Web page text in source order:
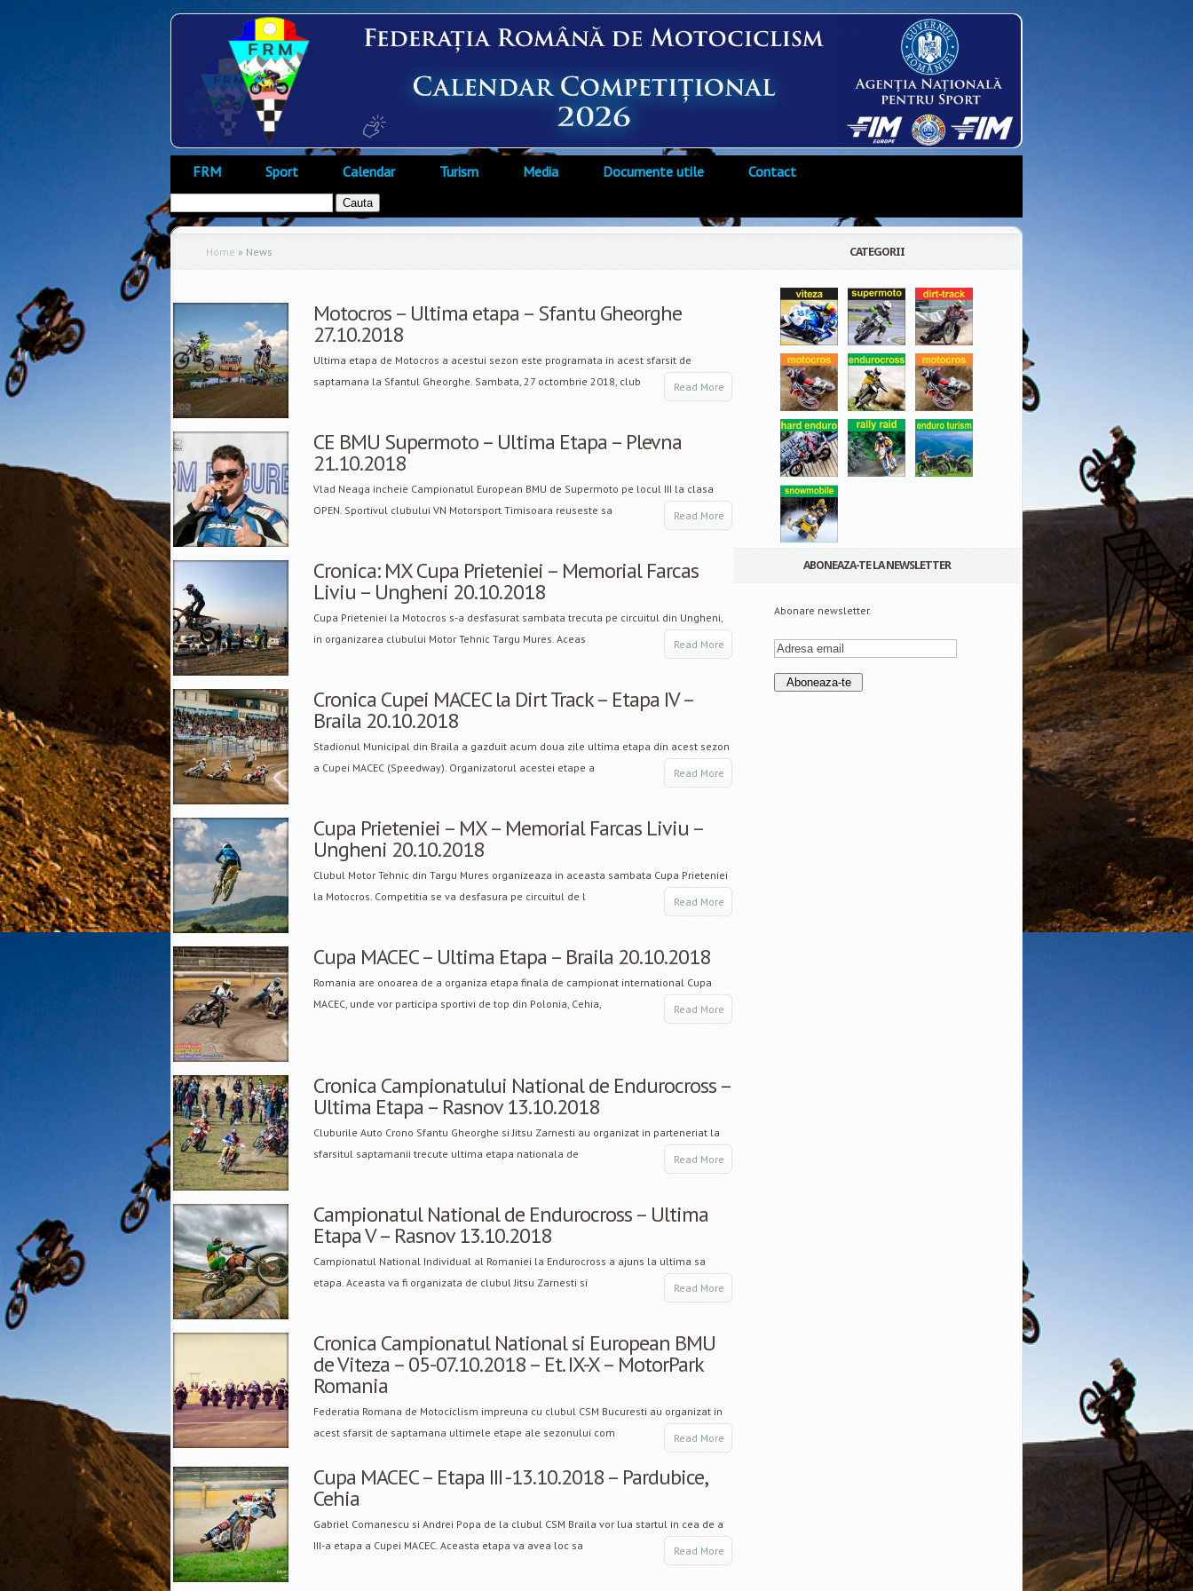
FRM Sport Calendar Turism Media Documente utile Contact
Home » News
Motocros – Ultima etapa – Sfantu Gheorghe
27.10.2018
Ultima etapa de Motocros a acestui sezon este programata in acest sfarsit de
saptamana la Sfantul Gheorghe. Sambata, 27 octombrie 2018, club
Read More
CE BMU Supermoto – Ultima Etapa – Plevna
21.10.2018
Vlad Neaga incheie Campionatul European BMU de Supermoto pe locul III la clasa
OPEN. Sportivul clubului VN Motorsport Timisoara reuseste sa
Read More
Cronica: MX Cupa Prieteniei – Memorial Farcas
Liviu – Ungheni 20.10.2018
Cupa Prieteniei la Motocros s-a desfasurat sambata trecuta pe circuitul din Ungheni,
in organizarea clubului Motor Tehnic Targu Mures. Aceas
Read More
Cronica Cupei MACEC la Dirt Track – Etapa IV –
Braila 20.10.2018
Stadionul Municipal din Braila a gazduit acum doua zile ultima etapa din acest sezon
a Cupei MACEC (Speedway). Organizatorul acestei etape a
Read More
Cupa Prieteniei – MX – Memorial Farcas Liviu –
Ungheni 20.10.2018
Clubul Motor Tehnic din Targu Mures organizeaza in aceasta sambata Cupa Prieteniei
la Motocros. Competitia se va desfasura pe circuitul de l
Read More
Cupa MACEC – Ultima Etapa – Braila 20.10.2018
Romania are onoarea de a organiza etapa finala de campionat international Cupa
MACEC, unde vor participa sportivi de top din Polonia, Cehia,
Read More
Cronica Campionatului National de Endurocross –
Ultima Etapa – Rasnov 13.10.2018
Cluburile Auto Crono Sfantu Gheorghe si Jitsu Zarnesti au organizat in parteneriat la
sfarsitul saptamanii trecute ultima etapa nationala de
Read More
Campionatul National de Endurocross – Ultima
Etapa V – Rasnov 13.10.2018
Campionatul National Individual al Romaniei la Endurocross a ajuns la ultima sa
etapa. Aceasta va fi organizata de clubul Jitsu Zarnesti si
Read More
Cronica Campionatul National si European BMU
de Viteza – 05-07.10.2018 – Et. IX-X – MotorPark
Romania
Federatia Romana de Motociclism impreuna cu clubul CSM Bucuresti au organizat in
acest sfarsit de saptamana ultimele etape ale sezonului com
Read More
Cupa MACEC – Etapa III -13.10.2018 – Pardubice,
Cehia
Gabriel Comanescu si Andrei Popa de la clubul CSM Braila vor lua startul in cea de a
III-a etapa a Cupei MACEC. Aceasta etapa va avea loc sa
Read More
CATEGORII
ABONEAZA-TE LA NEWSLETTER
Abonare newsletter.